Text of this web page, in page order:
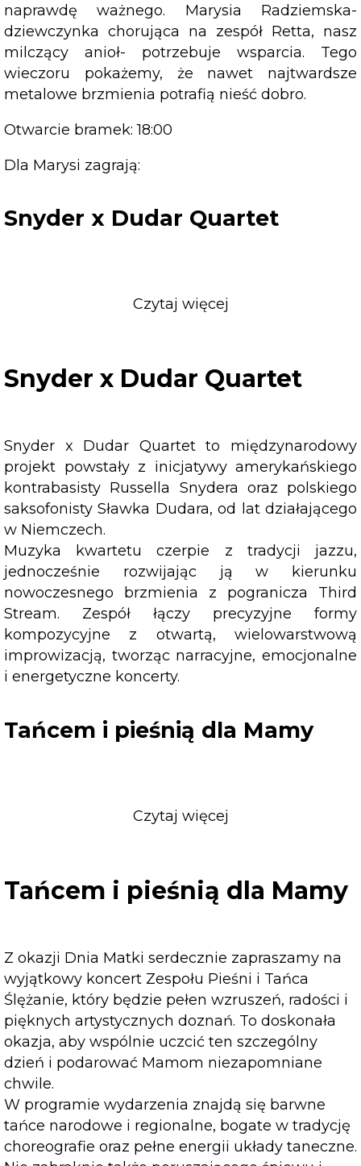
naprawdę ważnego. Marysia Radziemska-
dziewczynka chorująca na zespół Retta, nasz
milczący anioł- potrzebuje wsparcia. Tego
wieczoru pokażemy, że nawet najtwardsze
metalowe brzmienia potrafią nieść dobro.
Otwarcie bramek: 18:00
Dla Marysi zagrają:
Snyder x Dudar Quartet
Czytaj więcej
Dudar
Quartet
Snyder x Dudar Quartet
Snyder x Dudar Quartet to międzynarodowy
projekt powstały z inicjatywy amerykańskiego
kontrabasisty Russella Snydera oraz polskiego
saksofonisty Sławka Dudara, od lat działającego
w Niemczech.
Muzyka kwartetu czerpie z tradycji jazzu,
jednocześnie rozwijając ją w kierunku
nowoczesnego brzmienia z pogranicza Third
Stream. Zespół łączy precyzyjne formy
kompozycyjne z otwartą, wielowarstwową
improwizacją, tworząc narracyjne, emocjonalne
i energetyczne koncerty.
Tańcem i pieśnią dla Mamy
Czytaj więcej
pieśnią
dla
Tańcem i pieśnią dla Mamy
Z okazji Dnia Matki serdecznie zapraszamy na
wyjątkowy koncert Zespołu Pieśni i Tańca
Ślężanie, który będzie pełen wzruszeń, radości i
pięknych artystycznych doznań. To doskonała
okazja, aby wspólnie uczcić ten szczególny
dzień i podarować Mamom niezapomniane
chwile.
W programie wydarzenia znajdą się barwne
tańce narodowe i regionalne, bogate w tradycję
choreografie oraz pełne energii układy taneczne.